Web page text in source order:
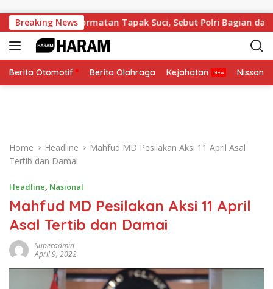
Breaking News
Kehormatan Tapak Suci, Sebut Polri Bagian dari
Berita Otomotif Berita Olahraga Kejahatan Nissan
Home Headline
Mahfud MD Pesilakan Aksi 11 April Asal
Tertib dan Damai
Headline, Nasional
Mahfud MD Pesilakan Aksi 11 April
Asal Tertib dan Damai
Superadmin
April 9, 2022